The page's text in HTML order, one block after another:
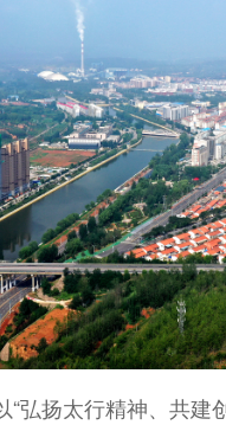
“弘扬太行精神、共建